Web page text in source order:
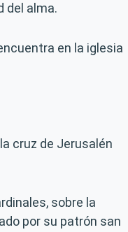
del alma.
en la iglesia
cruz de Jerusalén
sobre la
por su patrón san